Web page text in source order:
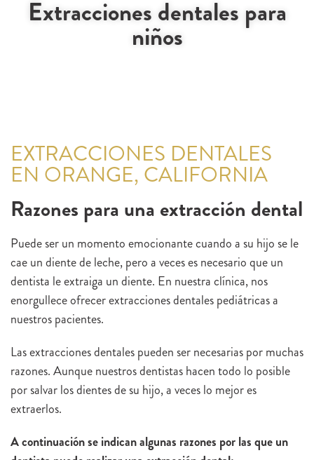
Extracciones dentales para
niños
EXTRACCIONES DENTALES
EN ORANGE, CALIFORNIA
Razones para una extracción dental
Puede ser un momento emocionante cuando a su hijo se le
cae un diente de leche, pero a veces es necesario que un
dentista le extraiga un diente. En nuestra clínica, nos
enorgullece ofrecer extracciones dentales pediátricas a
nuestros pacientes.
Las extracciones dentales pueden ser necesarias por muchas
razones. Aunque nuestros dentistas hacen todo lo posible
por salvar los dientes de su hijo, a veces lo mejor es
extraerlos.
A continuación se indican algunas razones por las que un